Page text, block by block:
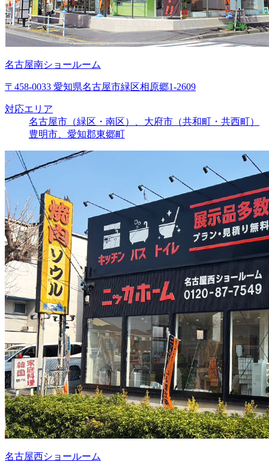
名古屋南ショールーム
〒458-0033 愛知県名古屋市緑区相原郷1-2609
対応エリア
名古屋市（緑区・南区）、大府市（共和町・共西町）
豊明市、愛知郡東郷町
名古屋西ショールーム